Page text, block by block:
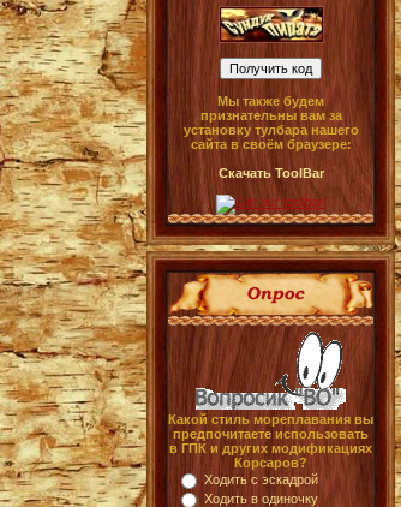
Мы также будем
признательны вам за
установку тулбара нашего
сайта в своём браузере:
Скачать ToolBar
Какой стиль мореплавания вы
предпочитаете использовать
в ГПК и других модификациях
Корсаров?
Ходить с эскадрой
Ходить в одиночку